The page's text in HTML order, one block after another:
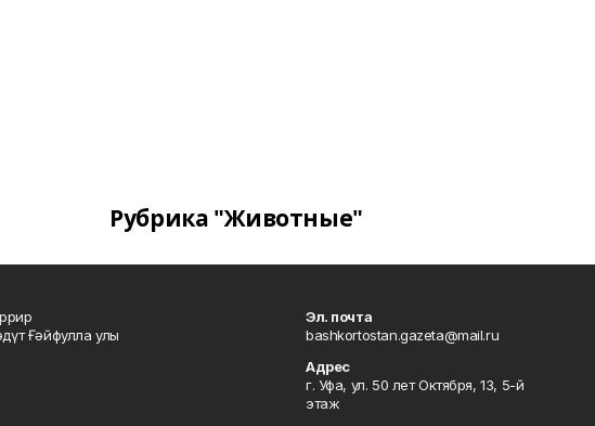
Рубрика "Животные"
Ғәйфулла улы
Эл. почта
bashkortostan.gazeta@mail.ru
Адрес
г. Уфа, ул. 50 лет Октября, 13, 5-й
этаж